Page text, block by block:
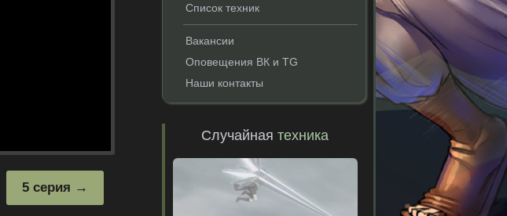
5 серия
Список техник
Вакансии
Оповещения ВК и TG
Наши контакты
Случайнаятехника